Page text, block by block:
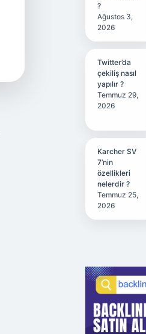
?
Ağustos 3,
2026
Twitter’da
çekiliş nasıl
yapılır ?
Temmuz 29,
2026
Karcher SV
7’nin
özellikleri
nelerdir ?
Temmuz 25,
2026